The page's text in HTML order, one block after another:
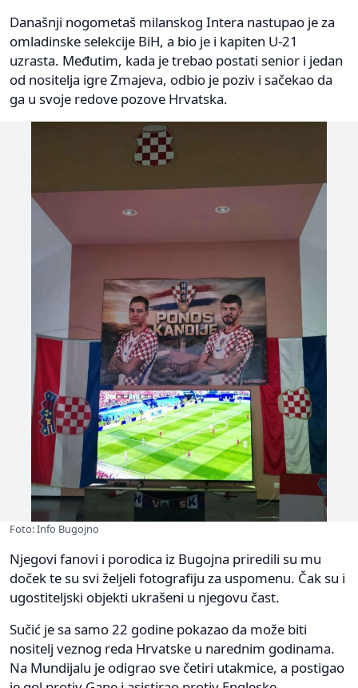
Današnji nogometaš milanskog Intera nastupao je za
omladinske selekcije BiH, a bio je i kapiten U-21
uzrasta. Međutim, kada je trebao postati senior i jedan
od nositelja igre Zmajeva, odbio je poziv i sačekao da
ga u svoje redove pozove Hrvatska.
Foto: Info Bugojno
Njegovi fanovi i porodica iz Bugojna priredili su mu
doček te su svi željeli fotografiju za uspomenu. Čak su i
ugostiteljski objekti ukrašeni u njegovu čast.
Sučić je sa samo 22 godine pokazao da može biti
nositelj veznog reda Hrvatske u narednim godinama.
Na Mundijalu je odigrao sve četiri utakmice, a postigao